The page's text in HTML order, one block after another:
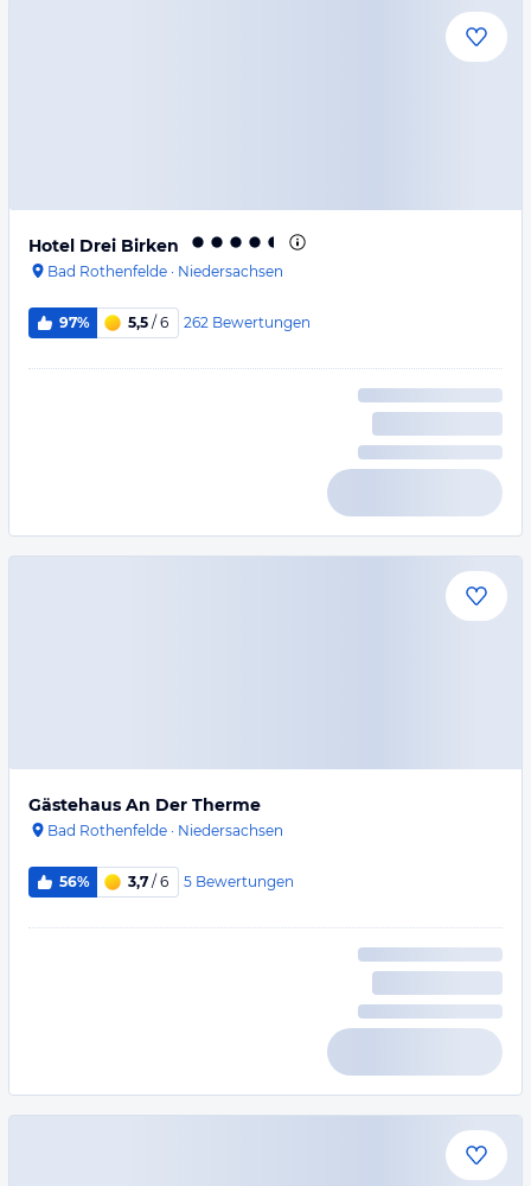
Hotel Drei Birken
Bad Rothenfelde · Niedersachsen
97% 5,5 / 6 262 Bewertungen
Gästehaus An Der Therme
Bad Rothenfelde · Niedersachsen
56% 3,7 / 6 5 Bewertungen